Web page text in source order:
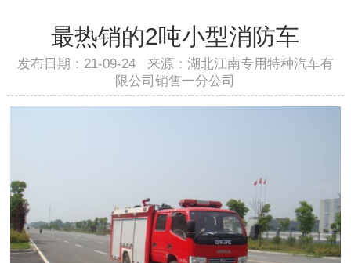
最热销的2吨小型消防车
发布日期：21-09-24 来源：湖北江南专用特种汽车有
限公司销售一分公司